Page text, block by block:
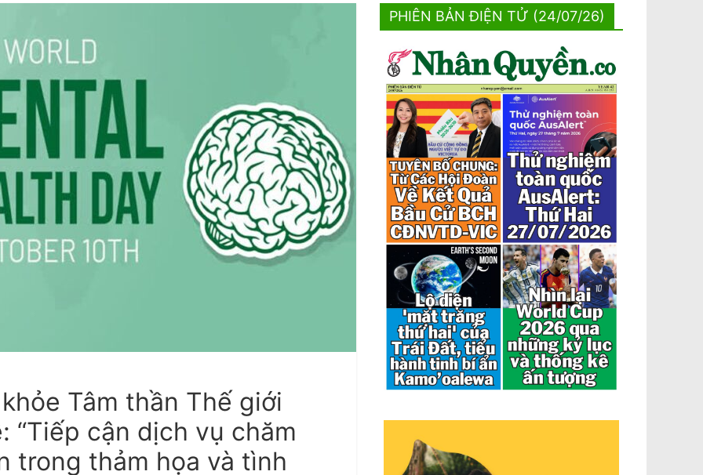
Tâm thần Thế giới
“Tiếp cận dịch vụ chăm
trong thảm họa và tình
PHIÊN BẢN ĐIỆN TỬ (24/07/26)